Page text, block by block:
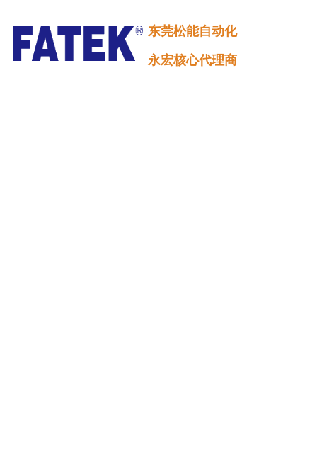
东莞松能自动化
永宏核心代理商
服说明书（23biit
用手册 -- 2022/
2022/07